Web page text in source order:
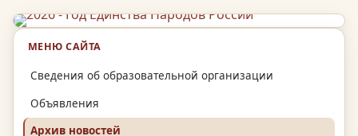
МЕНЮ САЙТА
Сведения об образовательной организации
Объявления
Архив новостей